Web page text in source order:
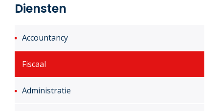
Diensten
Accountancy
Fiscaal
Administratie